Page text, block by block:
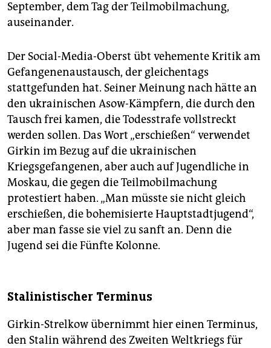
September, dem Tag der Teilmobilmachung,
auseinander.
Der Social-Media-Oberst übt vehemente Kritik am
Gefangenenaustausch, der gleichentags
stattgefunden hat. Seiner Meinung nach hätte an
den ukrainischen Asow-Kämpfern, die durch den
Tausch frei kamen, die Todesstrafe vollstreckt
werden sollen. Das Wort „erschießen“ verwendet
Girkin im Bezug auf die ukrainischen
Kriegsgefangenen, aber auch auf Jugendliche in
Moskau, die gegen die Teilmobilmachung
protestiert haben. „Man müsste sie nicht gleich
erschießen, die bohemisierte Hauptstadtjugend“,
aber man fasse sie viel zu sanft an. Denn die
Jugend sei die Fünfte Kolonne.
Stalinistischer Terminus
Girkin-Strelkow übernimmt hier einen Terminus,
den Stalin während des Zweiten Weltkriegs für